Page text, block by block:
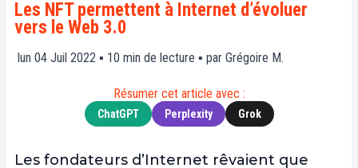
Les NFT permettent à Internet d’évoluer
vers le Web 3.0
lun 04 Juil 2022 ▪ 10 min de lecture ▪ par Grégoire M.
Résumer cet article avec :
ChatGPT Perplexity Grok
Les fondateurs d’Internet rêvaient que